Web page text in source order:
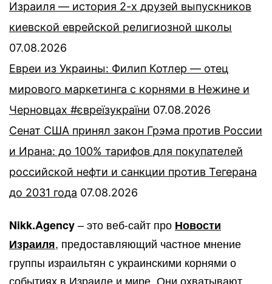
Израиля — история 2-х друзей выпускников
киевской еврейской религиозной школы
07.08.2026
Евреи из Украины: Филип Котлер — отец
мирового маркетинга с корнями в Нежине и
Черновцах #євреїзукраїни 07.08.2026
Сенат США принял закон Грэма против России
и Ирана: до 100% тарифов для покупателей
российской нефти и санкции против Тегерана
до 2031 года 07.08.2026
Nikk.Agency– это веб-сайт про Новости
Израиля, предоставляющий частное мнение
группы израильтян с украинскими корнями о
событиях в Израиле и мире. Они охватывают